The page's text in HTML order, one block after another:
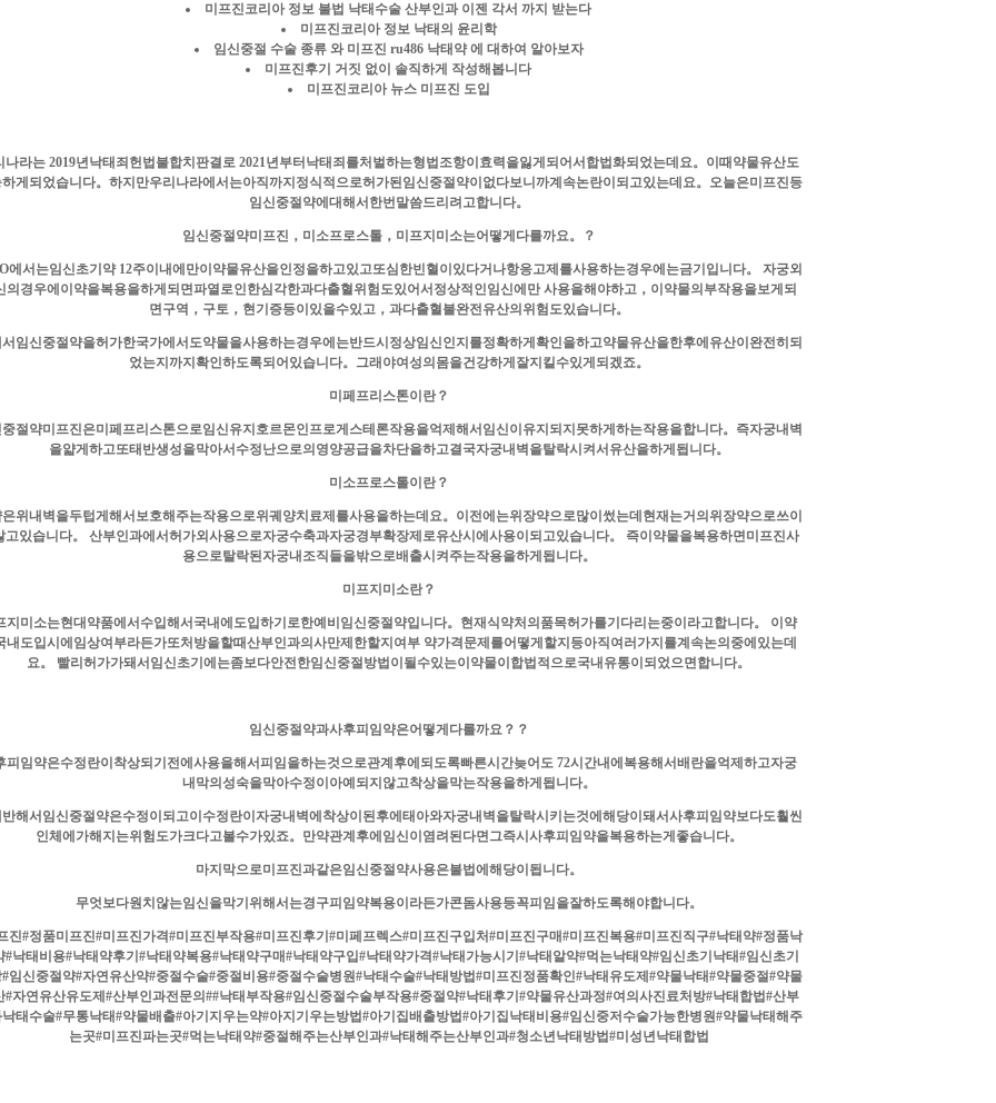
미프진코리아 정보 불법 낙태수술 산부인과 이젠 각서 까지 받는다
미프진코리아 정보 낙태의 윤리학
임신중절 수술 종류 와 미프진 ru486 낙태약 에 대하여 알아보자
미프진후기 거짓 없이 솔직하게 작성해봅니다
미프진코리아 뉴스 미프진 도입
나라는 2019년낙태죄헌법불합치판결로 2021년부터낙태죄를처벌하는형법조항이효력을잃게되어서합법화되었는데요。이때약물유산도
게되었습니다。하지만우리나라에서는아직까지정식적으로허가된임신중절약이없다보니까계속논란이되고있는데요。오늘은미프진등
임신중절약에대해서한번말씀드리려고합니다。
임신중절약미프진，미소프로스톨，미프지미소는어떻게다를까요。？
에서는임신초기약 12주이내에만이약물유산을인정을하고있고또심한빈혈이있다거나항응고제를사용하는경우에는금기입니다。 자궁외
의경우에이약을복용을하게되면파열로인한심각한과다출혈위험도있어서정상적인임신에만 사용을해야하고，이약물의부작용을보게되
면구역，구토，현기증등이있을수있고，과다출혈불완전유산의위험도있습니다。
임신중절약을허가한국가에서도약물을사용하는경우에는반드시정상임신인지를정확하게확인을하고약물유산을한후에유산이완전히되
었는지까지확인하도록되어있습니다。그래야여성의몸을건강하게잘지킬수있게되겠죠。
미페프리스톤이란？
절약미프진은미페프리스톤으로임신유지호르몬인프로게스테론작용을억제해서임신이유지되지못하게하는작용을합니다。즉자궁내벽
을얇게하고또태반생성을막아서수정난으로의영양공급을차단을하고결국자궁내벽을탈락시켜서유산을하게됩니다。
미소프로스톨이란？
위내벽을두텁게해서보호해주는작용으로위궤양치료제를사용을하는데요。이전에는위장약으로많이썼는데현재는거의위장약으로쓰이
고있습니다。 산부인과에서허가외사용으로자궁수축과자궁경부확장제로유산시에사용이되고있습니다。 즉이약물을복용하면미프진사
용으로탈락된자궁내조직들을밖으로배출시켜주는작용을하게됩니다。
미프지미소란？
지미소는현대약품에서수입해서국내에도입하기로한예비임신중절약입니다。현재식약처의품목허가를기다리는중이라고합니다。 이약
내도입시에임상여부라든가또처방을할때산부인과의사만제한할지여부 약가격문제를어떻게할지등아직여러가지를계속논의중에있는데
요。 빨리허가가돼서임신초기에는좀보다안전한임신중절방법이될수있는이약물이합법적으로국내유통이되었으면합니다。
임신중절약과사후피임약은어떻게다를까요？？
피임약은수정란이착상되기전에사용을해서피임을하는것으로관계후에되도록빠른시간늦어도 72시간내에복용해서배란을억제하고자궁
내막의성숙을막아수정이아예되지않고착상을막는작용을하게됩니다。
해서임신중절약은수정이되고이수정란이자궁내벽에착상이된후에태아와자궁내벽을탈락시키는것에해당이돼서사후피임약보다도훨씬
인체에가해지는위험도가크다고볼수가있죠。만약관계후에임신이염려된다면그즉시사후피임약을복용하는게좋습니다。
마지막으로미프진과같은임신중절약사용은불법에해당이됩니다。
무엇보다원치않는임신을막기위해서는경구피임약복용이라든가콘돔사용등꼭피임을잘하도록해야합니다。
진#정품미프진#미프진가격#미프진부작용#미프진후기#미페프렉스#미프진구입처#미프진구매#미프진복용#미프진직구#낙태약#정품낙
#낙태비용#낙태약후기#낙태약복용#낙태약구매#낙태약구입#낙태약가격#낙태가능시기#낙태알약#먹는낙태약#임신초기낙태#임신초기
임신중절약#자연유산약#중절수술#중절비용#중절수술병원#낙태수술#낙태방법#미프진정품확인#낙태유도제#약물낙태#약물중절#약물
#자연유산유도제#산부인과전문의##낙태부작용#임신중절수술부작용#중절약#낙태후기#약물유산과정#여의사진료처방#낙태합법#산부
태수술#무통낙태#약물배출#아기지우는약#아지기우는방법#아기집배출방법#아기집낙태비용#임신중저수술가능한병원#약물낙태해주
는곳#미프진파는곳#먹는낙태약#중절해주는산부인과#낙태해주는산부인과#청소년낙태방법#미성년낙태합법